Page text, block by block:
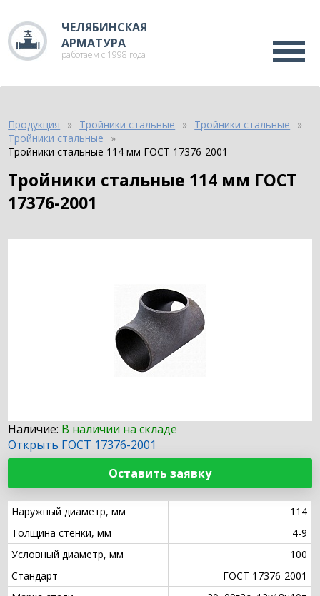
ЧЕЛЯБИНСКАЯ
АРМАТУРА
работаем с 1998 года
Продукция Тройники стальные
Тройники стальные
Тройники стальные
Тройники стальные 114 мм ГОСТ 17376-2001
Тройники стальные 114 мм ГОСТ
17376-2001
Наличие: В наличии на складе
Оставить заявку
Открыть ГОСТ 17376-2001
Наружный диаметр, мм
114
Толщина стенки, мм
4-9
Условный диаметр, мм
100
Стандарт
ГОСТ 17376-2001